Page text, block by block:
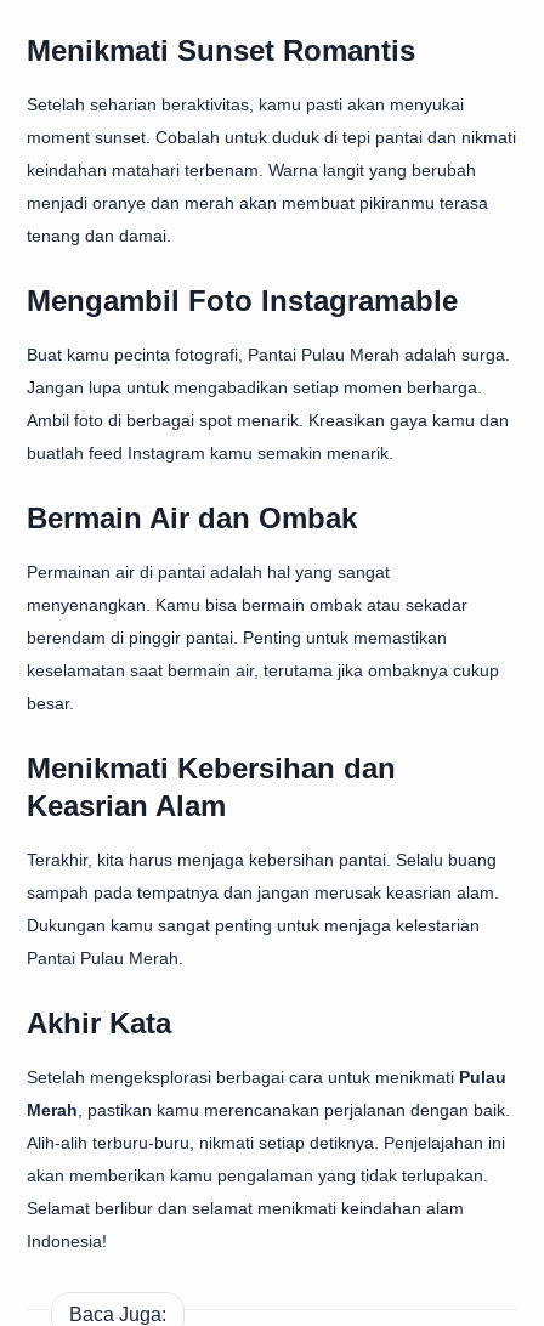
Menikmati Sunset Romantis
Setelah seharian beraktivitas, kamu pasti akan menyukai
moment sunset. Cobalah untuk duduk di tepi pantai dan nikmati
keindahan matahari terbenam. Warna langit yang berubah
menjadi oranye dan merah akan membuat pikiranmu terasa
tenang dan damai.
Mengambil Foto Instagramable
Buat kamu pecinta fotografi, Pantai Pulau Merah adalah surga.
Jangan lupa untuk mengabadikan setiap momen berharga.
Ambil foto di berbagai spot menarik. Kreasikan gaya kamu dan
buatlah feed Instagram kamu semakin menarik.
Bermain Air dan Ombak
Permainan air di pantai adalah hal yang sangat
menyenangkan. Kamu bisa bermain ombak atau sekadar
berendam di pinggir pantai. Penting untuk memastikan
keselamatan saat bermain air, terutama jika ombaknya cukup
besar.
Menikmati Kebersihan dan
Keasrian Alam
Terakhir, kita harus menjaga kebersihan pantai. Selalu buang
sampah pada tempatnya dan jangan merusak keasrian alam.
Dukungan kamu sangat penting untuk menjaga kelestarian
Pantai Pulau Merah.
Akhir Kata
Setelah mengeksplorasi berbagai cara untuk menikmati Pulau
Merah , pastikan kamu merencanakan perjalanan dengan baik.
Alih-alih terburu-buru, nikmati setiap detiknya. Penjelajahan ini
akan memberikan kamu pengalaman yang tidak terlupakan.
Selamat berlibur dan selamat menikmati keindahan alam
Indonesia!
Baca Juga: